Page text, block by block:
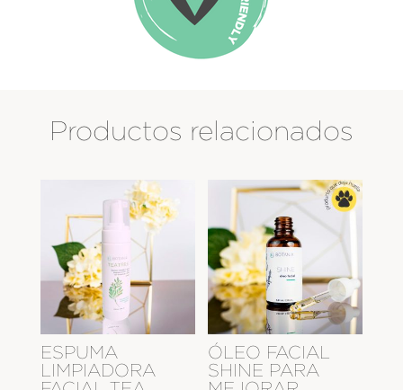
Productos relacionados
ESPUMA
LIMPIADORA
ÓLEO FACIAL
SHINE PARA